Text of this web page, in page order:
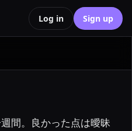
Log in Sign up
間。良かった点は曖昧